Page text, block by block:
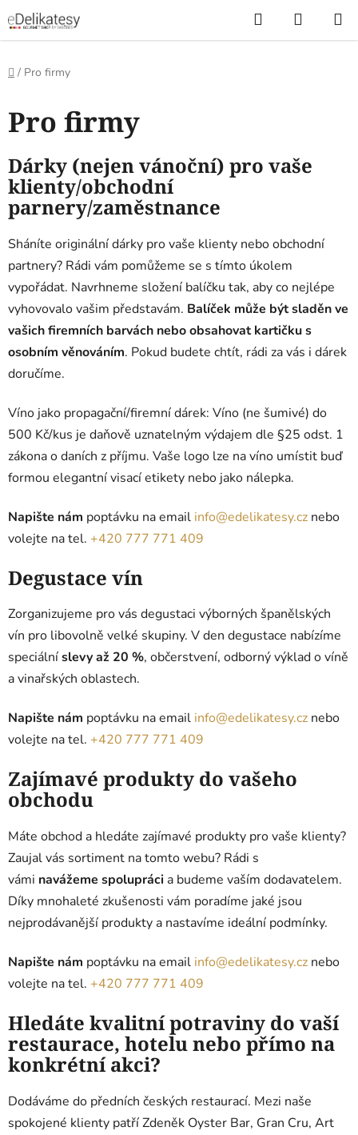
na
obsah
Hledat
KOŠÍK
Domů
/ Pro firmy
Pro firmy
Dárky (nejen vánoční) pro vaše
klienty/obchodní
parnery/zaměstnance
Sháníte originální dárky pro vaše klienty nebo obchodní
partnery? Rádi vám pomůžeme se s tímto úkolem
vypořádat. Navrhneme složení balíčku tak, aby co nejlépe
vyhovovalo vašim představám. Balíček může být sladěn ve
vašich firemních barvách nebo obsahovat kartičku s
osobním věnováním. Pokud budete chtít, rádi za vás i dárek
doručíme.
Víno jako propagační/firemní dárek: Víno (ne šumivé) do
500 Kč/kus je daňově uznatelným výdajem dle §25 odst. 1
zákona o daních z příjmu. Vaše logo lze na víno umístit buď
formou elegantní visací etikety nebo jako nálepka.
Napište nám poptávku na email info@edelikatesy.cz nebo
volejte na tel. +420 777 771 409
Degustace vín
Zorganizujeme pro vás degustaci výborných španělských
vín pro libovolně velké skupiny. V den degustace nabízíme
speciálníslevy až 20 %, občerstvení, odborný výklad o víně
a vinařských oblastech.
Napište nám poptávku na email info@edelikatesy.cz nebo
volejte na tel. +420 777 771 409
Zajímavé produkty do vašeho
obchodu
Máte obchod a hledáte zajímavé produkty pro vaše klienty?
Zaujal vás sortiment na tomto webu? Rádi s
vámi navážeme spolupráci a budeme vaším dodavatelem.
Díky mnohaleté zkušenosti vám poradíme jaké jsou
nejprodávanější produkty a nastavíme ideální podmínky.
Napište nám poptávku na email info@edelikatesy.cz nebo
volejte na tel. +420 777 771 409
Hledáte kvalitní potraviny do vaší
restaurace, hotelu nebo přímo na
konkrétní akci?
Dodáváme do předních českých restaurací. Mezi naše
spokojené klienty patří Zdeněk Oyster Bar, Gran Cru, Art